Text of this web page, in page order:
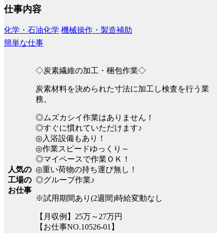
仕事内容
化学・石油化学 機械操作・製造補助
簡単な仕事
人気の
工場の
お仕事
◇炭素繊維の加工・梱包作業◇
炭素材料を決められた寸法に加工し検査を行う業
務。
◎ムズカシイ作業はありません！
◎すぐに慣れていただけます♪
◎入浴設備もあり！
◎作業スピードゆっくり～
◎マイペースで作業ＯＫ！
◎重い荷物の持ち運び無し！
◎グループ作業♪
※試用期間あり(2週間)時給変動なし
【月収例】25万～27万円
【お仕事NO.10526-01】